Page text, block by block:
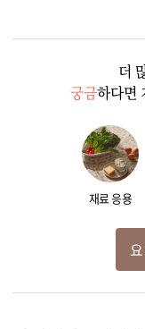
더
궁금하다면
재료 응용